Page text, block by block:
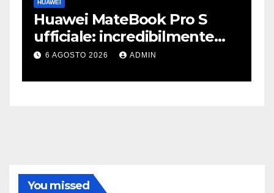
HUAWEI
Huawei MateBook Pro S
ufficiale: incredibilmente
leggero e supersottile
6 AGOSTO 2026 ADMIN
You missed